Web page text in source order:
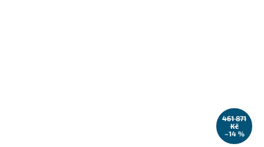
461 871
Kč
–14 %